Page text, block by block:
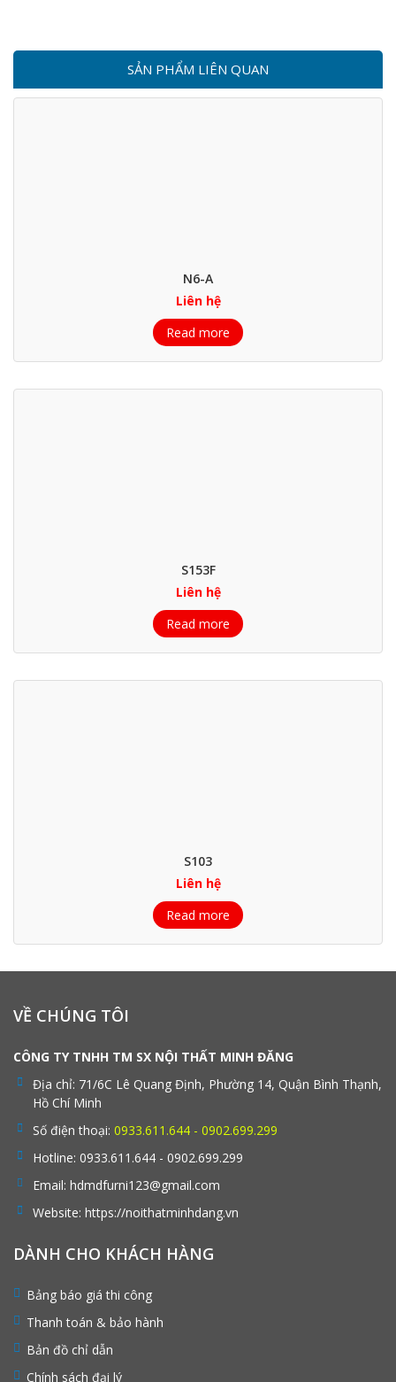
SẢN PHẨM LIÊN QUAN
N6-A
Liên hệ
Read more
S153F
Liên hệ
Read more
S103
Liên hệ
Read more
VỀ CHÚNG TÔI
CÔNG TY TNHH TM SX NỘI THẤT MINH ĐĂNG
Địa chỉ: 71/6C Lê Quang Định, Phường 14, Quận Bình Thạnh,
Hồ Chí Minh
Số điện thoại: 0933.611.644 - 0902.699.299
Hotline: 0933.611.644 - 0902.699.299
Email: hdmdfurni123@gmail.com
Website: https://noithatminhdang.vn
DÀNH CHO KHÁCH HÀNG
Bảng báo giá thi công
Thanh toán & bảo hành
Bản đồ chỉ dẫn
Chính sách đại lý